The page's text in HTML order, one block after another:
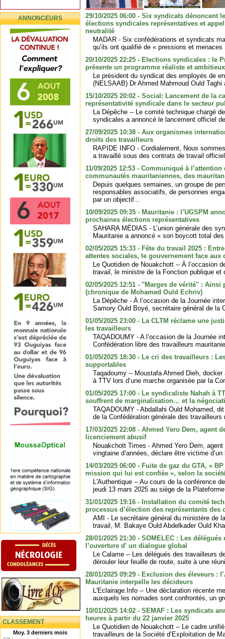
ANNONCEURS
CLASSEMENT
Moy. 3 derniers mois
29/10/2025 06:00 - Six syndicats dénoncent
élections syndicales représentatives et
neutralité
MADAR - Six confédérations et syndicats
qu’ils ont qualifié de « pressions et
20/10/2025 22:25 - Elections syndicales : le
présente un programme réaliste et ambitieux
Le président du syndicat des employés de
(NELSAAB) Dr Ahmed Mahmoud Ould
15/10/2025 20:02 - Social: Lancement de la
représentativité syndicale dans le secteur
La Dépêche -- Le comité technique chargé
syndicales a annoncé le lancement officiel
27/09/2025 10:38 - Aux organismes
droits des travailleurs
RAPIDE INFO - Cordialement, Nous
a travaillé sous des contrats de travail
11/09/2025 12:53 - Communiqué à
communautés mauritaniennes, des
Depuis quelques semaines, un groupe de
responsables associatifs, de personnes
par un objectif...
10/09/2025 09:35 - Mauritanie : l’UGSPM
prochaines élections représentatives
SAHARA MÉDIAS - L’union générale des
Mauritanie a annoncé « son boycott total
02/05/2025 15:33 - Fête du travail 2025 :
attentes sociales, le gouvernement face aux
Le Quotidien de Nouakchott -- À l’occasion
travail, le ministre de la Fonction publique et
02/05/2025 12:51 - "Marges de vérité" : Ainsi
(chronique de Mohamed Ould Echriv)
La Dépêche - À l’occasion de la Journée
Samory Ould Boyé, secrétaire général de la
01/05/2025 23:00 - La CLTM réclame une
les travailleurs
TAQADOUMY - A l’occasion de la Journée
Confédération libre des travailleurs
01/05/2025 18:30 - Le cri des travailleurs :
supportables
Taqadoumy -- Moustafa Ahmed Dieh,
à TTV lors d’une marche organisée par la
01/05/2025 17:00 - Le syndicaliste Nahah à
souffrent de marginalisation… et la
TAQADOUMY - Abdallahi Ould Mohamed,
de la Confédération générale des
17/03/2025 22:08 - Ahmed Yero Dem, agent
licenciement abusif
Nouakchott Times - Ahmed Yero Dem,
vingtaine d’années, déclare être victime
14/03/2025 06:00 - Fuite de gaz du GTA, «
mission qui lui est confiée », selon la
L'Authentique -- Au cours de la conférence
jeudi 13 mars 2025 au siège de la
31/01/2025 19:16 - Installation du comité
processus d’élection des représentants
AMI - Le secrétaire général du ministère de
travail, M. Bakaye Ould Abdelkader Ould
28/01/2025 21:30 - SOMELEC : Les
l’ouverture d' un dialogue global
Le Calame -- Les délégués des travailleurs
dérouler leur feuille de route, suite à une
28/01/2025 09:29 - Exclusion des éleveurs :
Mauritanie interpelle les décideurs
L'Eclairage.Info -- Une déclaration récente
auxquels les nomades sont confrontés, un
10/01/2025 14:02 - SEMAF : Les syndicats
heures à partir du 22 janvier 2025
Le Quotidien de Nouakchott -- Le cadre
travailleurs de la Société d’Exploitation de